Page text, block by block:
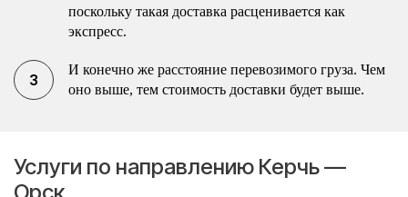
поскольку такая доставка расценивается как
экспресс.
И конечно же расстояние перевозимого груза. Чем
оно выше, тем стоимость доставки будет выше.
Услуги по направлению Керчь —